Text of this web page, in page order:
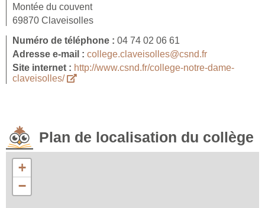
Montée du couvent
69870 Claveisolles
Numéro de téléphone : 04 74 02 06 61
Adresse e-mail : college.claveisolles@csnd.fr
Site internet : http://www.csnd.fr/college-notre-dame-
claveisolles/
Plan de localisation du collège
+
−